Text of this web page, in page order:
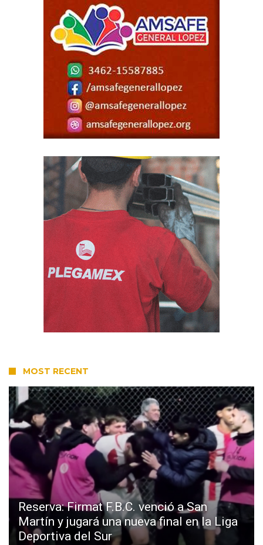
MOST RECENT
Reserva: Firmat F.B.C. venció a San
Martín y jugará una nueva final en la Liga
Deportiva del Sur